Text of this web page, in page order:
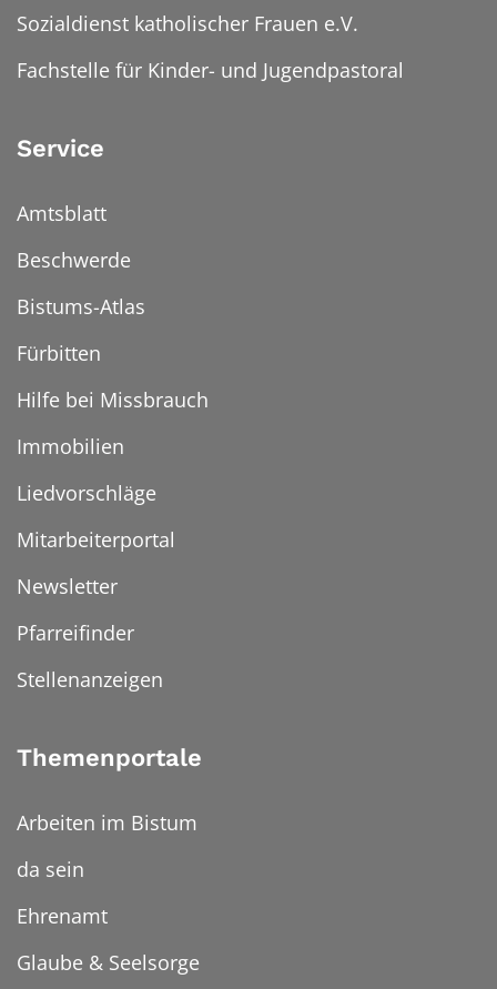
Sozialdienst katholischer Frauen e.V.
Fachstelle für Kinder- und Jugendpastoral
Service
Amtsblatt
Beschwerde
Bistums-Atlas
Fürbitten
Hilfe bei Missbrauch
Immobilien
Liedvorschläge
Mitarbeiterportal
Newsletter
Pfarreifinder
Stellenanzeigen
Themenportale
Arbeiten im Bistum
da sein
Ehrenamt
Glaube & Seelsorge